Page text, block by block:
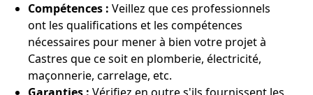
Compétences : Veillez que ces professionnels
ont les qualifications et les compétences
nécessaires pour mener à bien votre projet à
Castres que ce soit en plomberie, électricité,
maçonnerie, carrelage, etc.